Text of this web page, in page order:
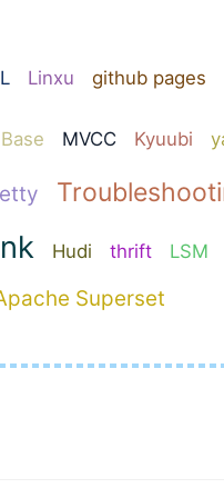
Linxu github pages
MVCC Kyuubi
Hudi thrift LSM
Superset